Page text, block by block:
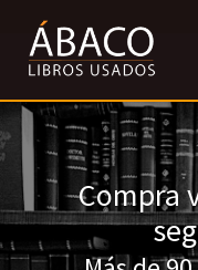
Compra